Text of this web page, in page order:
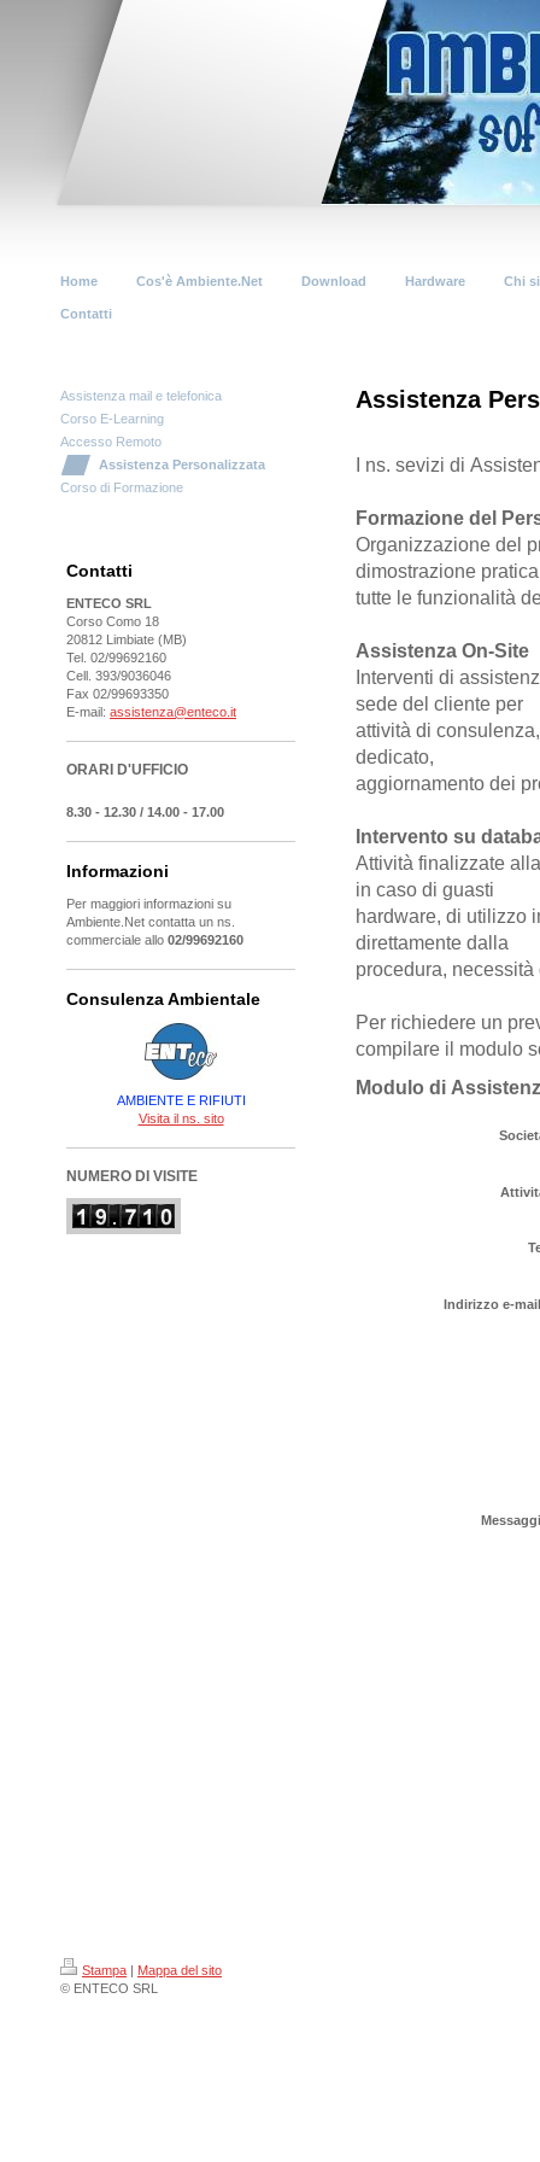
Home Cos'è Ambiente.Net Download Hardware Chi
Contatti
Assistenza mail e telefonica
Corso E-Learning
Accesso Remoto
Assistenza Personalizzata
Corso di Formazione
Contatti
ENTECO SRL
Corso Como 18
20812 Limbiate (MB)
Tel. 02/99692160
Cell. 393/9036046
Fax 02/99693350
E-mail: assistenza@enteco.it
ORARI D'UFFICIO
8.30 - 12.30 / 14.00 - 17.00
Informazioni
Per maggiori informazioni su
Ambiente.Net contatta un ns.
commerciale allo 02/99692160
Consulenza Ambientale
AMBIENTE E RIFIUTI
Visita il ns. sito
NUMERO DI VISITE
Assistenza
I ns. sevizi di
Formazione del
Organizzazione del
dimostrazione
tutte le funzionalità
Assistenza On-Site
Interventi di
sede del cliente per
attività di
dedicato,
aggiornamento dei
Intervento su
Attività finalizzate
in caso di guasti
hardware, di utilizzo
direttamente dalla
procedura,
Per richiedere un
compilare il modulo
Modulo di
Indirizzo e-
Stampa | Mappa del sito
© ENTECO SRL